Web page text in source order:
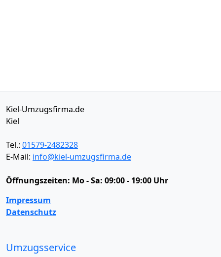
Kiel-Umzugsfirma.de
Kiel
Tel.: 01579-2482328
E-Mail: info@kiel-umzugsfirma.de
Öffnungszeiten: Mo - Sa: 09:00 - 19:00 Uhr
Impressum
Datenschutz
Umzugsservice